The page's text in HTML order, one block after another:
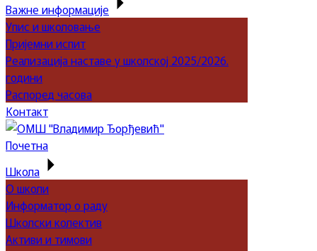
Важне информације
Упис и школовање
Пријемни испит
Реализација наставе у школској 2025/2026.
години
Распоред часова
Контакт
Почетна
Школа
О школи
Информатор о раду
Школски колектив
Активи и тимови